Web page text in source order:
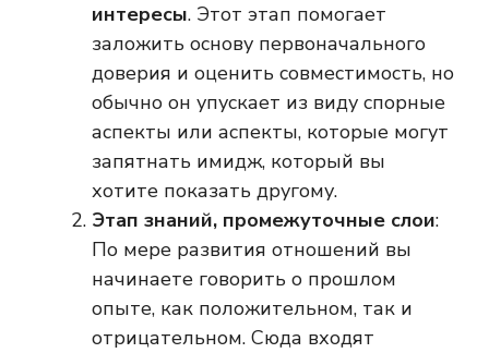
интересы. Этот этап помогает
заложить основу первоначального
доверия и оценить совместимость, но
обычно он упускает из виду спорные
аспекты или аспекты, которые могут
запятнать имидж, который вы
хотите показать другому.
Этап знаний, промежуточные слои:
По мере развития отношений вы
начинаете говорить о прошлом
опыте, как положительном, так и
отрицательном. Сюда входят